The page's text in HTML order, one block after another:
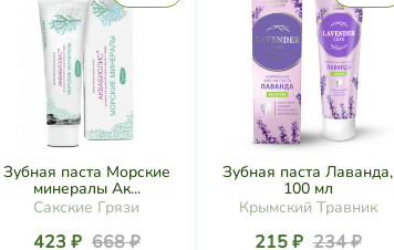
Зубная паста Морские
минералы Ак...
Сакские Грязи
423 ₽ 668 ₽
Зубная паста Лаванда,
100 мл
Крымский Травник
215 ₽ 234 ₽